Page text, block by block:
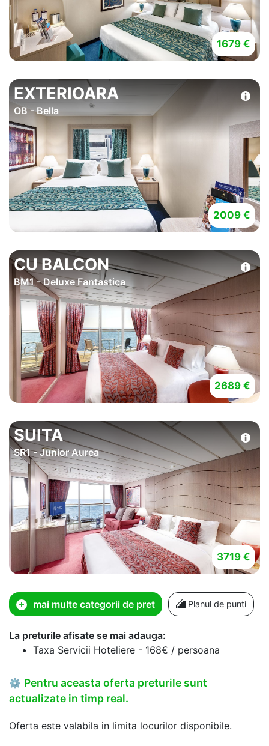
1679 €
EXTERIOARA
OB - Bella
2009 €
CU BALCON
BM1 - Deluxe Fantastica
2689 €
SUITA
SR1 - Junior Aurea
3719 €
mai multe categorii de pret Planul de punti
La preturile afisate se mai adauga:
Taxa Servicii Hoteliere - 168€ / persoana
⚙ Pentru aceasta oferta preturile sunt
actualizate in timp real.
Oferta este valabila in limita locurilor disponibile.